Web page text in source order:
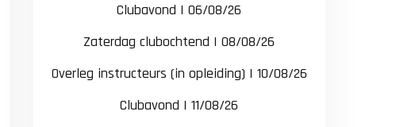
Clubavond | 06/08/26
Zaterdag clubochtend | 08/08/26
Overleg instructeurs (in opleiding) | 10/08/26
Clubavond | 11/08/26